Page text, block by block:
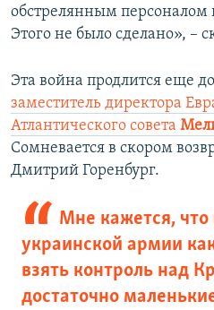
обстрелянным
Этого не было сделано», –
Эта война продлится еще
заместитель директора
Атлантического совета
Сомневается в скором
Дмитрий Горенбург.
Мне кажется,
украинской армии
взять контроль над
достаточно